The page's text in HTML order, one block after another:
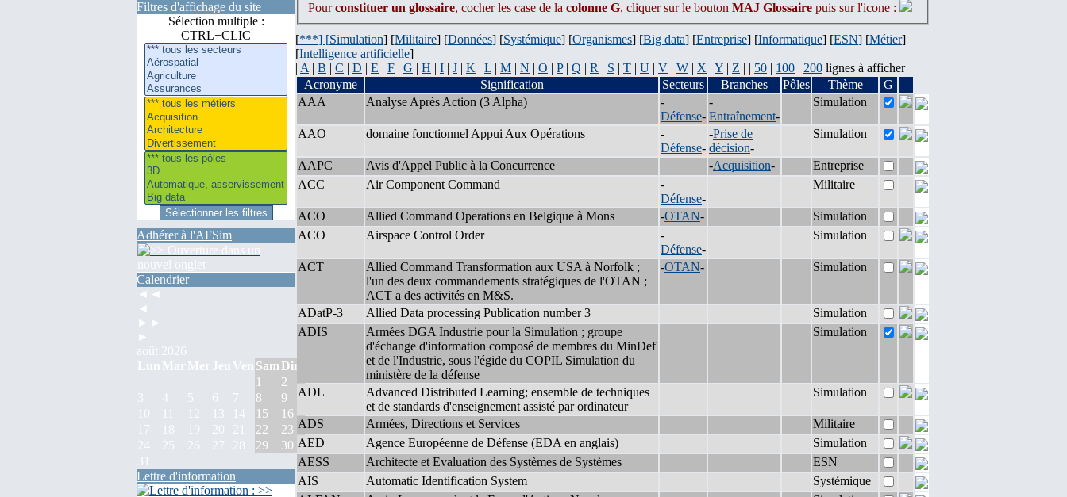
Filtres d'affichage du site
Sélection multiple :
CTRL+CLIC
Adhérer à l'AFSim
Calendrier
◄◄
◄
►►
►
août 2026
Lun Mar Mer Jeu Ven Sam Dim
1
2
3
4 5 6 7 8
9
10
11 12 13 14 15
16
17
18 19 20 21 22
23
24
25 26 27 28 29
30
31
Lettre d'information
Pourconstituer un glossaire, cocher les case de la colonne G, cliquer sur le bouton MAJ Glossaire puis sur l'icone :
[***] [Simulation] [Militaire] [Données] [Systémique] [Organismes] [Big data] [Entreprise] [Informatique] [ESN] [Métier]
[Intelligence artificielle]
| A | B | C | D | E | F | G | H | I | J | K | L | M | N | O | P| Q | R | S | T | U | V | W | X | Y | Z | | 50 | 100 | 200 lignes à afficher
Acronyme
Signification Secteurs Branches Pôles Thème
G
AAA
Analyse Après Action (3 Alpha)
-
Défense-
-
Entraînement-
Simulation
AAO domaine fonctionnel Appui Aux Opérations
-
Défense-
-Prise de
décision-
Simulation
AAPC Avis d'Appel Public à la Concurrence -Acquisition-
Entreprise
ACC
Air Component Command
-
Défense-
Militaire
ACO Allied Command Operations en Belgique à Mons -OTAN-
Simulation
ACO
Airspace Control Order
-
Défense-
Simulation
ACT
Allied Command Transformation aux USA à Norfolk ;
l'un des deux commandements stratégiques de l'OTAN ;
ACT a des activités en M&S.
-OTAN- Simulation
ADatP-3 Allied Data processing Publication number 3
Simulation
ADIS
Armées DGA Industrie pour la Simulation ; groupe
d'échange d'information composé de membres du MinDef
et de l'Industrie, sous l'égide du COPIL Simulation du
ministère de la défense
Simulation
ADL
Advanced Distributed Learning; ensemble de techniques
et de standards d'enseignement assisté par ordinateur
Simulation
ADS Armées, Directions et Services
Militaire
AED
Agence Européenne de Défense (EDA en anglais)
Simulation
AESS
Architecte et Evaluation des Systèmes de Systèmes
ESN
AIS
Automatic Identification System
Systémique